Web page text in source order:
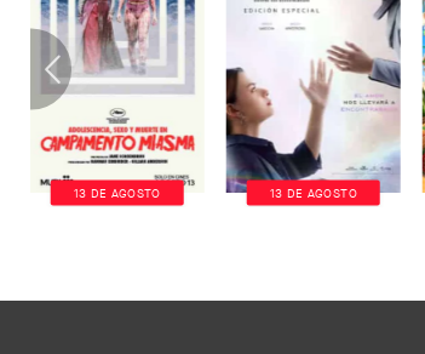
13 DE AGOSTO 13 DE AGOSTO